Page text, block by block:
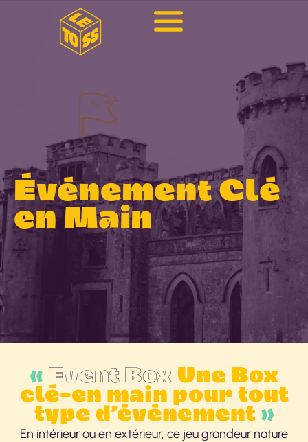
Événement Clé
en Main
« Event Box Une Box
clé-en main pour tout
type d’événement »
En intérieur ou en extérieur, ce jeu grandeur nature